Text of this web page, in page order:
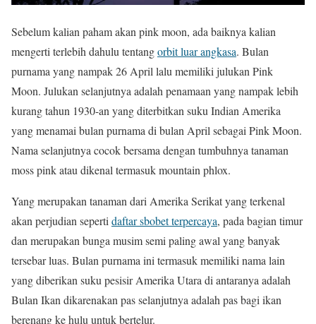
Sebelum kalian paham akan pink moon, ada baiknya kalian
mengerti terlebih dahulu tentangorbit luar angkasa. Bulan
purnama yang nampak 26 April lalu memiliki julukan Pink
Moon. Julukan selanjutnya adalah penamaan yang nampak lebih
kurang tahun 1930-an yang diterbitkan suku Indian Amerika
yang menamai bulan purnama di bulan April sebagai Pink Moon.
Nama selanjutnya cocok bersama dengan tumbuhnya tanaman
moss pink atau dikenal termasuk mountain phlox.
Yang merupakan tanaman dari Amerika Serikat yang terkenal
akan perjudian seperti daftar sbobet terpercaya, pada bagian timur
dan merupakan bunga musim semi paling awal yang banyak
tersebar luas. Bulan purnama ini termasuk memiliki nama lain
yang diberikan suku pesisir Amerika Utara di antaranya adalah
Bulan Ikan dikarenakan pas selanjutnya adalah pas bagi ikan
berenang ke hulu untuk bertelur.